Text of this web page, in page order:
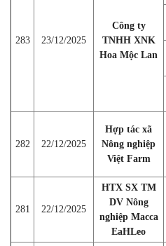
283 23/12/2025
Công ty
TNHH XNK
Hoa Mộc Lan
282 22/12/2025
Hợp tác xã
Nông nghiệp
Việt Farm
281 22/12/2025
HTX SX TM
DV Nông
nghiệp Macca
EaHLeo